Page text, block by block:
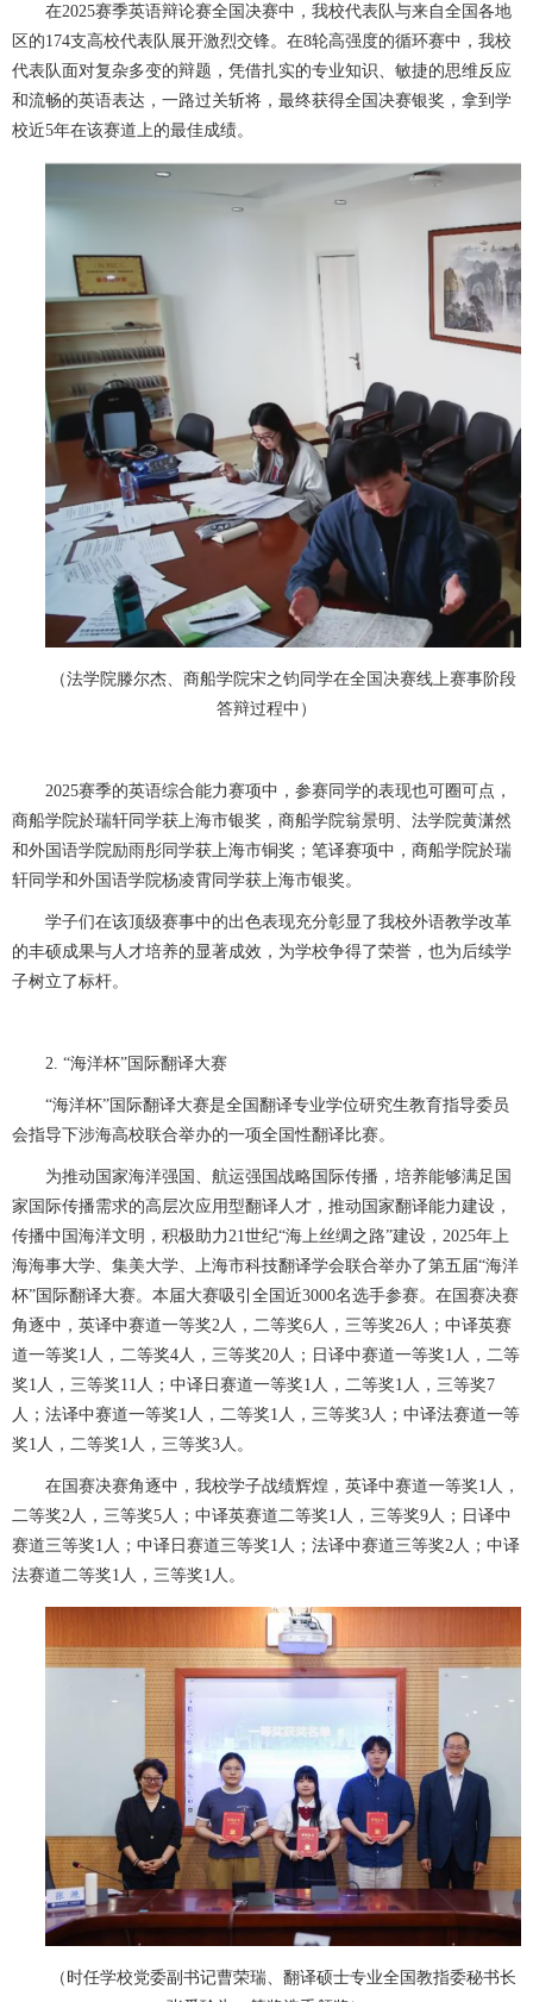
在2025赛季英语辩论赛全国决赛中，我校代表队与来自全国各地
区的174支高校代表队展开激烈交锋。在8轮高强度的循环赛中，我校
代表队面对复杂多变的辩题，凭借扎实的专业知识、敏捷的思维反应
和流畅的英语表达，一路过关斩将，最终获得全国决赛银奖，拿到学
校近5年在该赛道上的最佳成绩。
（法学院滕尔杰、商船学院宋之钧同学在全国决赛线上赛事阶段
答辩过程中）
2025赛季的英语综合能力赛项中，参赛同学的表现也可圈可点，
商船学院於瑞轩同学获上海市银奖，商船学院翁景明、法学院黄潇然
和外国语学院励雨彤同学获上海市铜奖；笔译赛项中，商船学院於瑞
轩同学和外国语学院杨凌霄同学获上海市银奖。
学子们在该顶级赛事中的出色表现充分彰显了我校外语教学改革
的丰硕成果与人才培养的显著成效，为学校争得了荣誉，也为后续学
子树立了标杆。
2. “海洋杯”国际翻译大赛
“海洋杯”国际翻译大赛是全国翻译专业学位研究生教育指导委员
会指导下涉海高校联合举办的一项全国性翻译比赛。
为推动国家海洋强国、航运强国战略国际传播，培养能够满足国
家国际传播需求的高层次应用型翻译人才，推动国家翻译能力建设，
传播中国海洋文明，积极助力21世纪“海上丝绸之路”建设，2025年上
海海事大学、集美大学、上海市科技翻译学会联合举办了第五届“海洋
杯”国际翻译大赛。本届大赛吸引全国近3000名选手参赛。在国赛决赛
角逐中，英译中赛道一等奖2人，二等奖6人，三等奖26人；中译英赛
道一等奖1人，二等奖4人，三等奖20人；日译中赛道一等奖1人，二等
奖1人，三等奖11人；中译日赛道一等奖1人，二等奖1人，三等奖7
人；法译中赛道一等奖1人，二等奖1人，三等奖3人；中译法赛道一等
奖1人，二等奖1人，三等奖3人。
在国赛决赛角逐中，我校学子战绩辉煌，英译中赛道一等奖1人，
二等奖2人，三等奖5人；中译英赛道二等奖1人，三等奖9人；日译中
赛道三等奖1人；中译日赛道三等奖1人；法译中赛道三等奖2人；中译
法赛道二等奖1人，三等奖1人。
（时任学校党委副书记曹荣瑞、翻译硕士专业全国教指委秘书长